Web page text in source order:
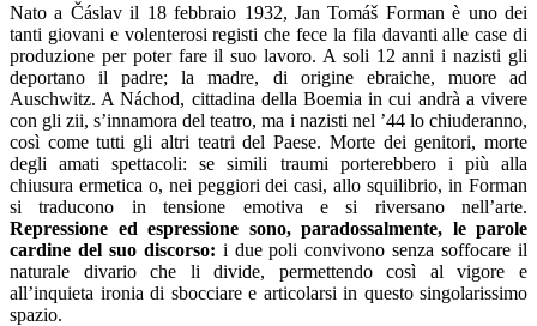
Nato a Čáslav il 18 febbraio 1932, Jan Tomáš Forman è uno dei
tanti giovani e volenterosi registi che fece la fila davanti alle case di
produzione per poter fare il suo lavoro. A soli 12 anni i nazisti gli
deportano il padre; la madre, di origine ebraiche, muore ad
Auschwitz. A Náchod, cittadina della Boemia in cui andrà a vivere
con gli zii, s’innamora del teatro, ma i nazisti nel ’44 lo chiuderanno,
così come tutti gli altri teatri del Paese. Morte dei genitori, morte
degli amati spettacoli: se simili traumi porterebbero i più alla
chiusura ermetica o, nei peggiori dei casi, allo squilibrio, in Forman
si traducono in tensione emotiva e si riversano nell’arte.
Repressione ed espressione sono, paradossalmente, le parole
cardine del suo discorso: i due poli convivono senza soffocare il
naturale divario che li divide, permettendo così al vigore e
all’inquieta ironia di sbocciare e articolarsi in questo singolarissimo
spazio.